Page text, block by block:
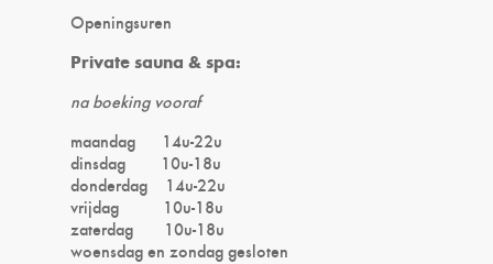
Openingsuren
Private sauna & spa:
na boeking vooraf
maandag 14u-22u
dinsdag 10u-18u
donderdag 14u-22u
vrijdag 10u-18u
zaterdag 10u-18u
woensdag en zondag gesloten